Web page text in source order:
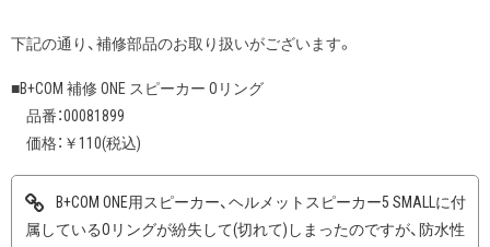
下記の通り、補修部品のお取り扱いがございます。
■B+COM 補修 ONE スピーカー Oリング
品番：00081899
価格：￥110(税込)
B+COM ONE用スピーカー、ヘルメットスピーカー5 SMALLに付
属しているOリングが紛失して(切れて)しまったのですが、防水性